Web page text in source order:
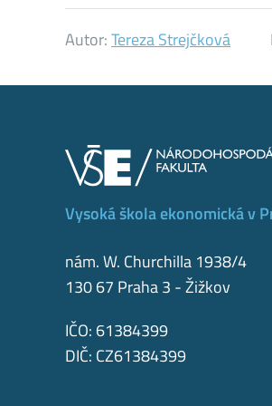
Autor:Tereza Strejčková
Vysoká škola ekonomická v
nám. W. Churchilla 1938/4
130 67 Praha 3 - Žižkov
IČO: 61384399
DIČ: CZ61384399